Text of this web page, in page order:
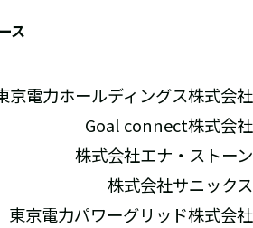
ス
京電力ホールディングス株式会社
Goal connect株式会社
株式会社エナ・ストーン
株式会社サニックス
東京電力パワーグリッド株式会社